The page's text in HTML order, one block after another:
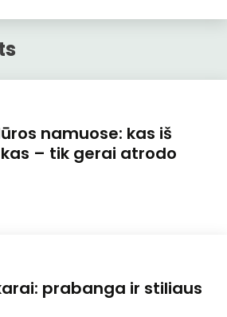
namuose: kas iš
– tik gerai atrodo
prabanga ir stiliaus